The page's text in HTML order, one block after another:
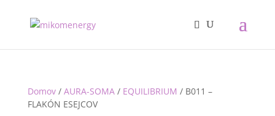
Domov/ AURA-SOMA/ EQUILIBRIUM / B011 –
FLAKÓN ESEJCOV